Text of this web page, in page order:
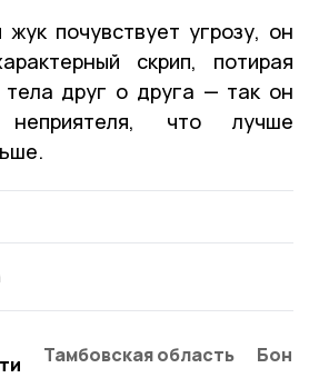
почувствует угрозу, он
скрип, потирая
тела друг о друга — так он
неприятеля, что лучше
Тамбовская область